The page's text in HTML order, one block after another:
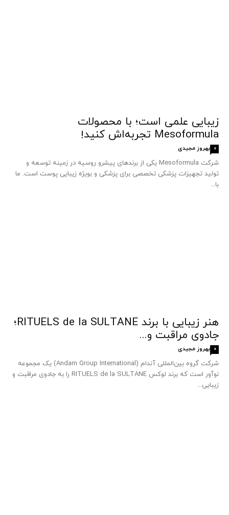
زیبایی علمی است؛ با محصولات
Mesoformula تجربه‌اش کنید!
بهروز مجیدی 0
شرکت Mesoformula یکی از برندهای پیشرو روسیه در زمینه توسعه و
تولید تجهیزات پزشکی تخصصی برای پزشکی و بویژه زیبایی پوست است. ما
با...
هنر زیبایی با برند RITUELS de la SULTANE؛
جادوی مراقبت و...
بهروز مجیدی 0
شرکت گروه بین‌المللی آندام (Andam Group International) یک مجموعه
نوآور است که برند لوکس RITUELS de la SULTANE را به جادوی مراقبت و
زیبایی...